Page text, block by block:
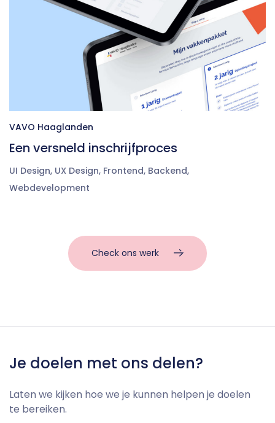
VAVO Haaglanden
Een versneld inschrijfproces
UI Design, UX Design, Frontend, Backend,
Webdevelopment
Check ons werk
Je doelen met ons delen?
Laten we kijken hoe we je kunnen helpen je doelen
te bereiken.